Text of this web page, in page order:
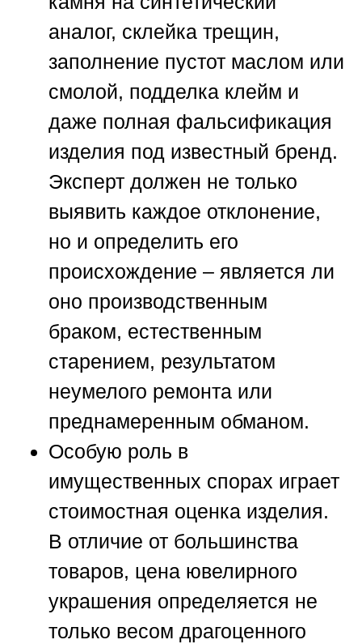
аналог, склейка трещин,
заполнение пустот маслом или
смолой, подделка клейм и
даже полная фальсификация
изделия под известный бренд.
Эксперт должен не только
выявить каждое отклонение,
но и определить его
происхождение – является ли
оно производственным
браком, естественным
старением, результатом
неумелого ремонта или
преднамеренным обманом.
Особую роль в
имущественных спорах играет
стоимостная оценка изделия.
В отличие от большинства
товаров, цена ювелирного
украшения определяется не
только весом драгоценного